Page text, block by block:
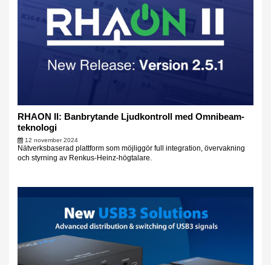
RHAON II: Banbrytande Ljudkontroll med Omnibeam-
teknologi
12 november 2024
Nätverksbaserad plattform som möjliggör full integration, övervakning
och styrning av Renkus-Heinz-högtalare.